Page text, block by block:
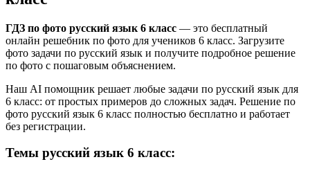
ГДЗ по фото русский язык 6 класс — это бесплатный
онлайн решебник по фото для учеников 6 класс. Загрузите
фото задачи по русский язык и получите подробное решение
по фото с пошаговым объяснением.
Наш AI помощник решает любые задачи по русский язык для
6 класс: от простых примеров до сложных задач. Решение по
фото русский язык 6 класс полностью бесплатно и работает
без регистрации.
Темы русский язык 6 класс: